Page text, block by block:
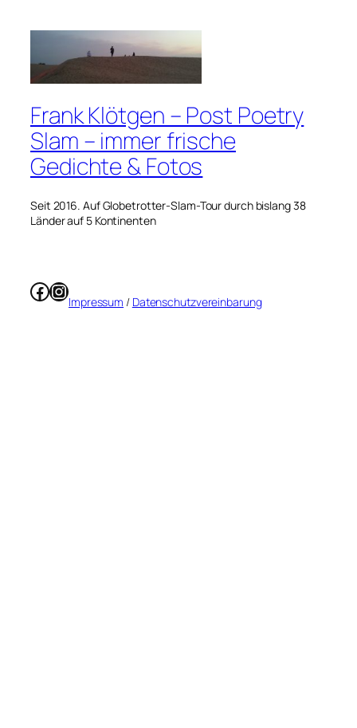
Frank Klötgen – Post Poetry
Slam – immer frische
Gedichte & Fotos
Seit 2016. Auf Globetrotter-Slam-Tour durch bislang 38
Länder auf 5 Kontinenten
Facebook
Instagram
Impressum / Datenschutzvereinbarung